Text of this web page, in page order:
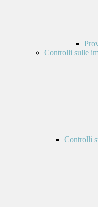
Controlli sulle
Controlli